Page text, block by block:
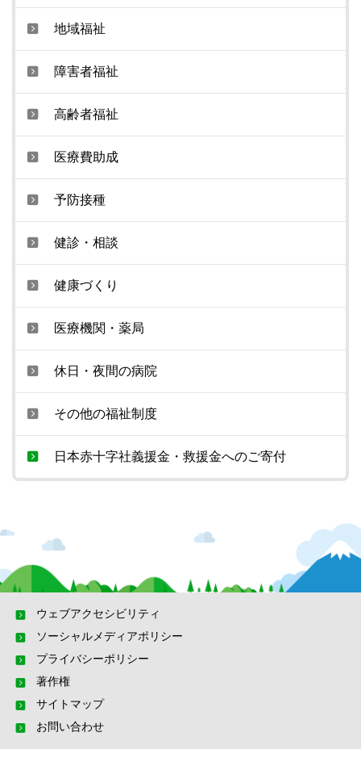
地域福祉
障害者福祉
高齢者福祉
医療費助成
予防接種
健診・相談
健康づくり
医療機関・薬局
休日・夜間の病院
その他の福祉制度
日本赤十字社義援金・救援金へのご寄付
ウェブアクセシビリティ
ソーシャルメディアポリシー
プライバシーポリシー
著作権
サイトマップ
お問い合わせ